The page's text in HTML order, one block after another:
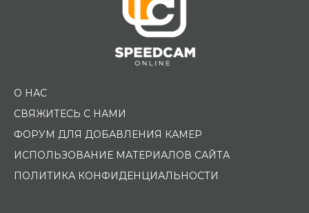
О НАС
СВЯЖИТЕСЬ С НАМИ
ФОРУМ ДЛЯ ДОБАВЛЕНИЯ КАМЕР
ИСПОЛЬЗОВАНИЕ МАТЕРИАЛОВ САЙТА
ПОЛИТИКА КОНФИДЕНЦИАЛЬНОСТИ